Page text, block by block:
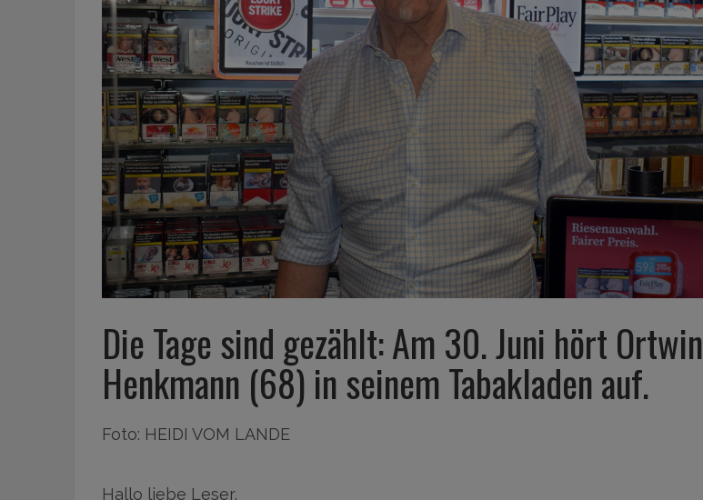
Die Tage sind gezählt: Am 30. Juni hört Ortwin
Henkmann (68) in seinem Tabakladen auf.
Foto: HEIDI VOM LANDE
Hallo liebe Leser,